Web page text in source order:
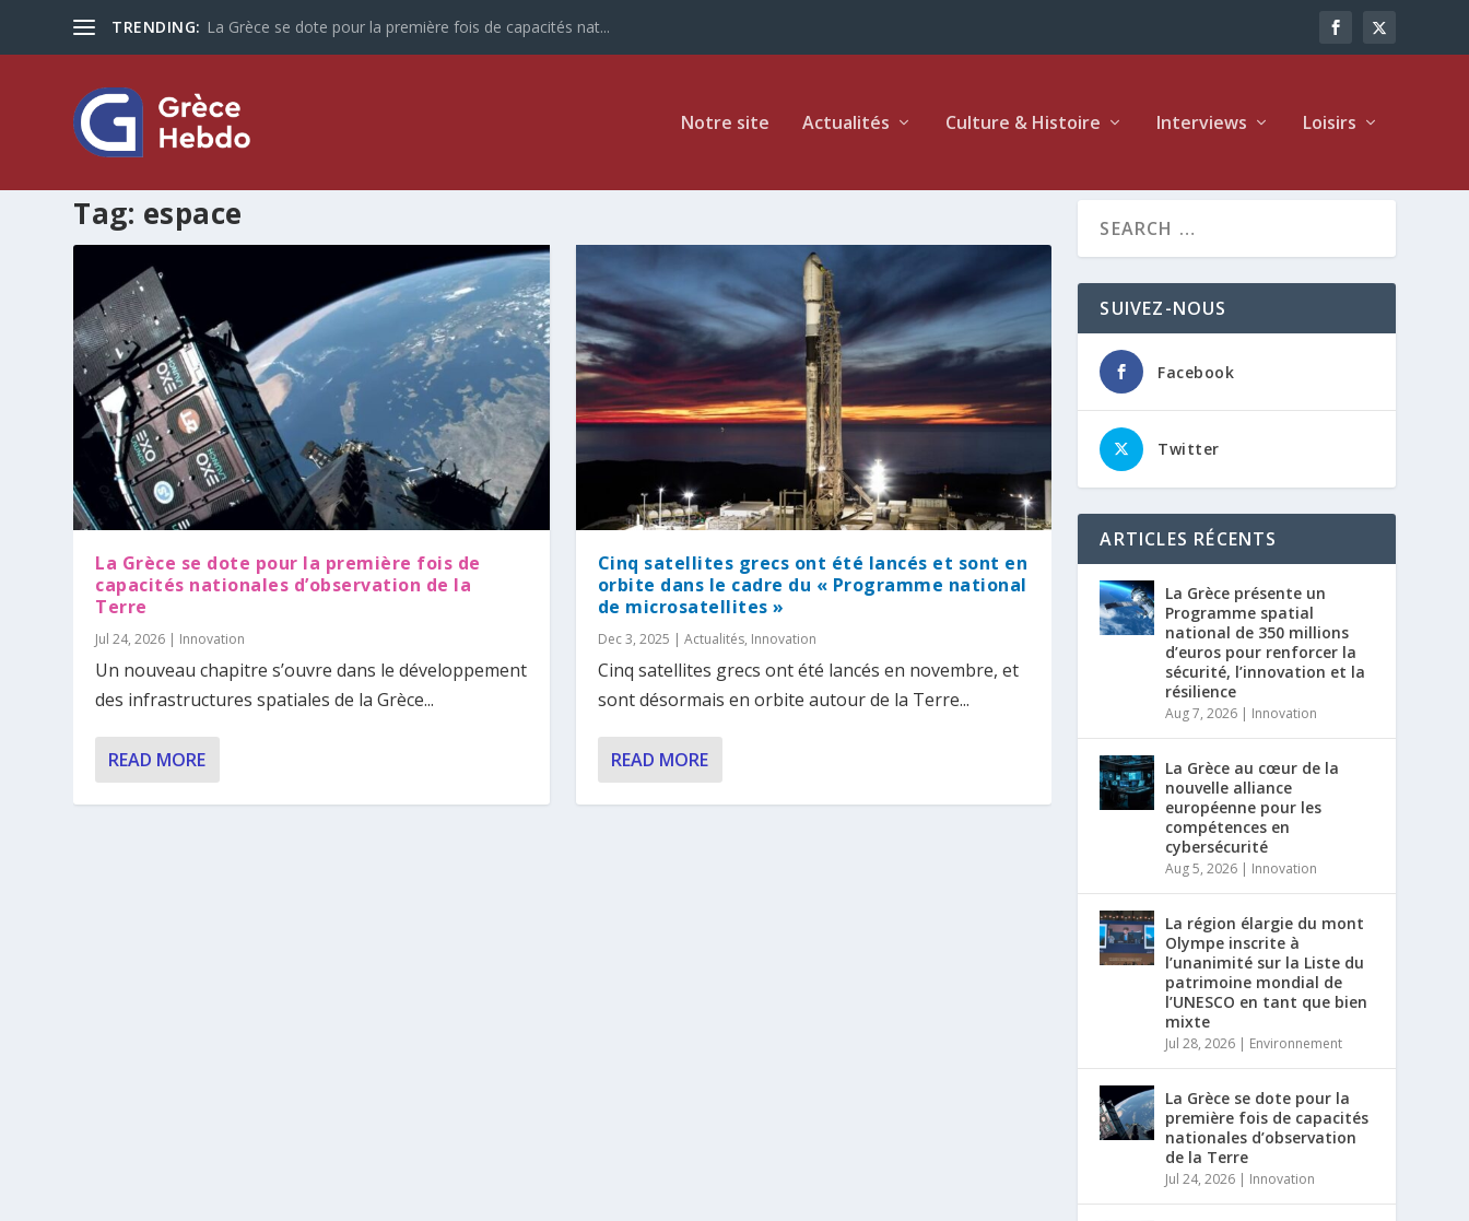
TRENDING: La Grèce se dote pour la première fois de capacités nat...
Notre site Actualités Culture & Histoire Interviews Loisirs
Tag: espace
La Grèce se dote pour la première fois de
capacités nationales d’observation de la
Terre
Jul 24, 2026 | Innovation
Un nouveau chapitre s’ouvre dans le développement
des infrastructures spatiales de la Grèce...
READ MORE
Cinq satellites grecs ont été lancés et sont en
orbite dans le cadre du « Programme national
de microsatellites »
Dec 3, 2025 | Actualités, Innovation
Cinq satellites grecs ont été lancés en novembre, et
sont désormais en orbite autour de la Terre...
READ MORE
SUIVEZ-NOUS
Facebook
Twitter
ARTICLES RÉCENTS
La Grèce présente un
Programme spatial
national de 350 millions
d’euros pour renforcer la
sécurité, l’innovation et la
résilience
Aug 7, 2026 | Innovation
La Grèce au cœur de la
nouvelle alliance
européenne pour les
compétences en
cybersécurité
Aug 5, 2026 | Innovation
La région élargie du mont
Olympe inscrite à
l’unanimité sur la Liste du
patrimoine mondial de
l’UNESCO en tant que bien
mixte
Jul 28, 2026 | Environnement
La Grèce se dote pour la
première fois de capacités
nationales d’observation
de la Terre
Jul 24, 2026 | Innovation